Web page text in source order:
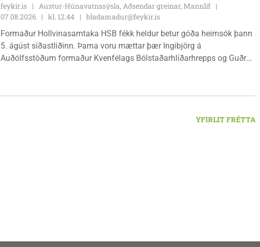
feykir.is
Austur-Húnavatnssýsla, Aðsendar greinar, Mannlíf
07.08.2026
kl. 12.44
bladamadur@feykir.is
Formaður Hollvinasamtaka HSB fékk heldur betur góða heimsók þann
5. ágúst síðastliðinn. Þarna voru mættar þær Ingibjörg á
Auðólfsstöðum formaður Kvenfélags Bólstaðarhlíðarhrepps og Guðrún
höggbylgjutæki í aðstöðu sjúkraþjálfara.
YFIRLIT FRÉTTA